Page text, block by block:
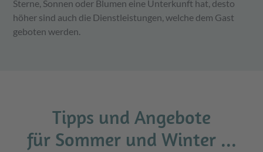
Sterne, Sonnen oder Blumen eine Unterkunft hat, desto
höher sind auch die Dienstleistungen, welche dem Gast
geboten werden.
Tipps und Angebote
für Sommer und Winter ...